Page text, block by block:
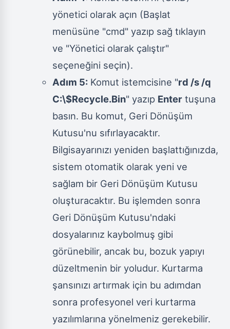
yönetici olarak açın (Başlat
menüsüne "cmd" yazıp sağ tıklayın
ve "Yönetici olarak çalıştır"
seçeneğini seçin).
Adım 5: Komut istemcisine "rd /s /q
C:\$Recycle.Bin" yazıp Enter tuşuna
basın. Bu komut, Geri Dönüşüm
Kutusu'nu sıfırlayacaktır.
Bilgisayarınızı yeniden başlattığınızda,
sistem otomatik olarak yeni ve
sağlam bir Geri Dönüşüm Kutusu
oluşturacaktır. Bu işlemden sonra
Geri Dönüşüm Kutusu'ndaki
dosyalarınız kaybolmuş gibi
görünebilir, ancak bu, bozuk yapıyı
düzeltmenin bir yoludur. Kurtarma
şansınızı artırmak için bu adımdan
sonra profesyonel veri kurtarma
yazılımlarına yönelmeniz gerekebilir.